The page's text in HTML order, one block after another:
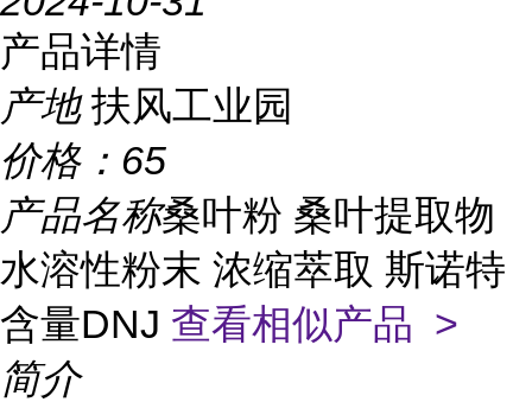
产品详情
产地 扶风工业园
价格： 65
产品名称桑叶粉 桑叶提取物
水溶性粉末 浓缩萃取 斯诺特
含量DNJ 查看相似产品 >
简介